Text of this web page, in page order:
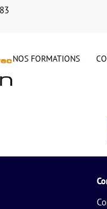
NOS FORMATIONS